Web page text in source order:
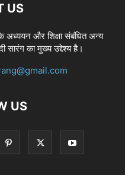
US
के अध्ययन और शिक्षा संबंधित अन्य
सारंग का मुख्य उद्देश्य है।
US